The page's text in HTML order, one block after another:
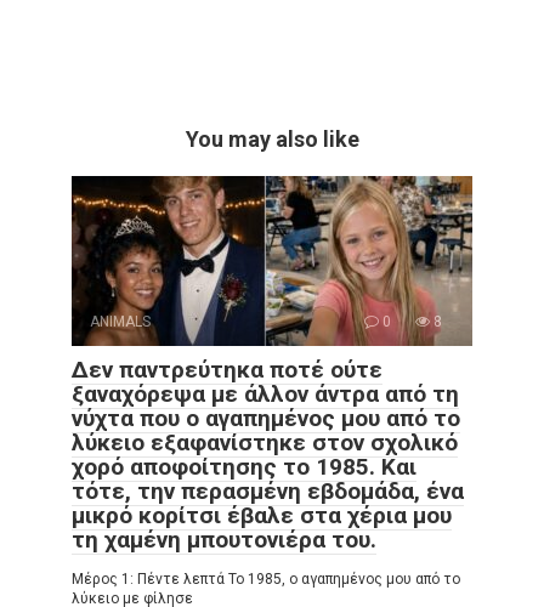
You may also like
ANIMALS 0 8
Δεν παντρεύτηκα ποτέ ούτε
ξαναχόρεψα με άλλον άντρα από τη
νύχτα που ο αγαπημένος μου από το
λύκειο εξαφανίστηκε στον σχολικό
χορό αποφοίτησης το 1985. Και
τότε, την περασμένη εβδομάδα, ένα
μικρό κορίτσι έβαλε στα χέρια μου
τη χαμένη μπουτονιέρα του.
Μέρος 1: Πέντε λεπτά Το 1985, ο αγαπημένος μου από το
λύκειο με φίλησε